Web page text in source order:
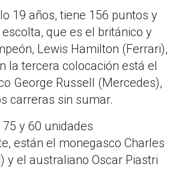
19 años, tiene 156 puntos y
que es el británico y
Lewis Hamilton (Ferrari),
la tercera colocación está el
George Russell (Mercedes),
carreras sin sumar.
y 60 unidades
están el monegasco Charles
y el australiano Oscar Piastri